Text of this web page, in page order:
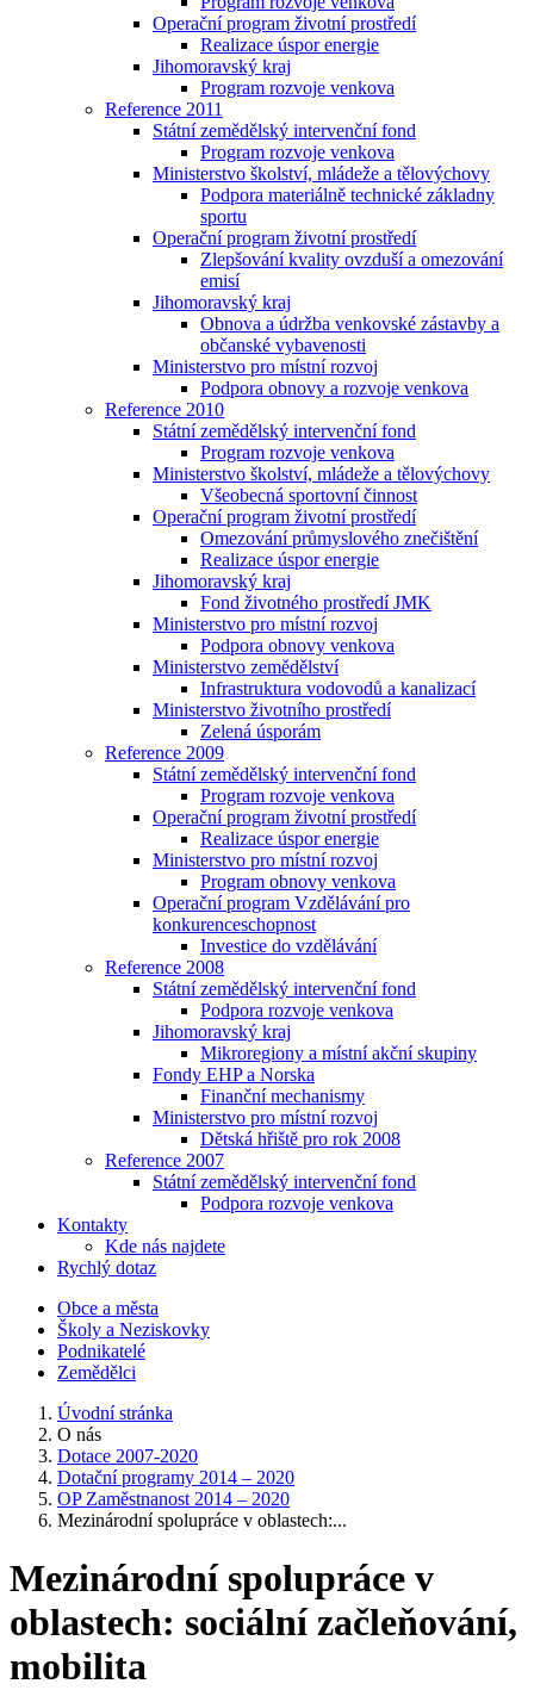
Operační program životní prostředí
Realizace úspor energie
Jihomoravský kraj
Program rozvoje venkova
Reference 2011
Státní zemědělský intervenční fond
Program rozvoje venkova
Ministerstvo školství, mládeže a tělovýchovy
Podpora materiálně technické základny
sportu
Operační program životní prostředí
Zlepšování kvality ovzduší a omezování
emisí
Jihomoravský kraj
Obnova a údržba venkovské zástavby a
občanské vybavenosti
Ministerstvo pro místní rozvoj
Podpora obnovy a rozvoje venkova
Reference 2010
Státní zemědělský intervenční fond
Program rozvoje venkova
Ministerstvo školství, mládeže a tělovýchovy
Všeobecná sportovní činnost
Operační program životní prostředí
Omezování průmyslového znečištění
Realizace úspor energie
Jihomoravský kraj
Fond životného prostředí JMK
Ministerstvo pro místní rozvoj
Podpora obnovy venkova
Ministerstvo zemědělství
Infrastruktura vodovodů a kanalizací
Ministerstvo životního prostředí
Zelená úsporám
Reference 2009
Státní zemědělský intervenční fond
Program rozvoje venkova
Operační program životní prostředí
Realizace úspor energie
Ministerstvo pro místní rozvoj
Program obnovy venkova
Operační program Vzdělávání pro
konkurenceschopnost
Investice do vzdělávání
Reference 2008
Státní zemědělský intervenční fond
Podpora rozvoje venkova
Jihomoravský kraj
Mikroregiony a místní akční skupiny
Fondy EHP a Norska
Finanční mechanismy
Ministerstvo pro místní rozvoj
Dětská hřiště pro rok 2008
Reference 2007
Státní zemědělský intervenční fond
Podpora rozvoje venkova
Kontakty
Kde nás najdete
Rychlý dotaz
Obce a města
Školy a Neziskovky
Podnikatelé
Zemědělci
Úvodní stránka
O nás
Dotace 2007-2020
Dotační programy 2014 – 2020
OP Zaměstnanost 2014 – 2020
Mezinárodní spolupráce v oblastech:...
Mezinárodní spolupráce v
oblastech: sociální začleňování,
mobilita